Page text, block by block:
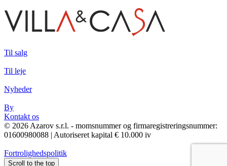
Til salg
Til leje
Nyheder
By
Kontakt os
© 2026 Azarov s.r.l. - momsnummer og firmaregistreringsnummer:
01600980088 | Autoriseret kapital € 10.000 iv
Fortrolighedspolitik
Scroll to the top